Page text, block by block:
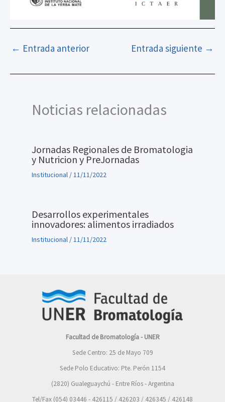
← Entrada anterior Entrada siguiente →
Noticias relacionadas
Jornadas Regionales de Bromatologia
y Nutricion y PreJornadas
Institucional/11/11/2022
Desarrollos experimentales
innovadores: alimentos irradiados
Institucional/11/11/2022
Facultad de Bromatología - UNER
Sede Centro: 25 de Mayo 709
Sede Polo Educativo: Pte. Perón 1154
(2820) Gualeguaychú - Entre Ríos - Argentina
Tel/Fax (054) 03446 - 426115 / 426203 / 426345 / 426148